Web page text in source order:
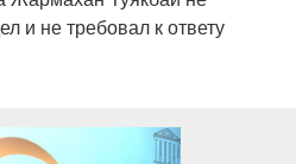
и не требовал к ответу